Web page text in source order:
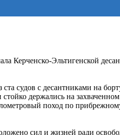
Керченско-Эльтигенской
судов с десантниками на
держались на
поход по
сил и жизней ради